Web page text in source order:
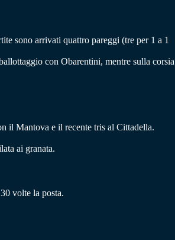
sono arrivati quattro pareggi (tre per 1 a 1
con Obarentini, mentre sulla corsia
il Mantova e il recente tris al Cittadella.
ai granata.
volte la posta.